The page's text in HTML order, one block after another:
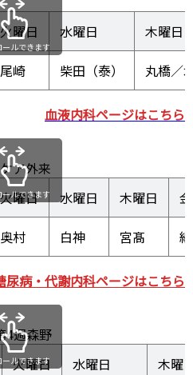
火曜日 水曜日 木曜日
尾崎 柴田（泰） 丸橋／
ールできます
血液内科ページはこちら
ア外来
火曜日 水曜日 木曜日
奥村 白神 宮髙
ールできます
尿病・代謝内科ページはこちら
4週森野
火曜日 水曜日 木曜
ールできます